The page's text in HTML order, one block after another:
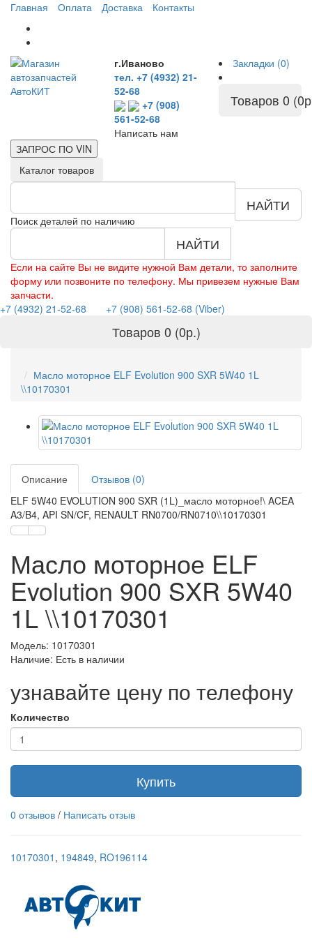
Главная Оплата Доставка Контакты
г.Иваново
тел. +7 (4932) 21-
52-68
+7 (908)
561-52-68
Написать нам
Закладки (0)
Товаров 0
ЗАПРОС ПО VIN
Каталог товаров
Поиск деталей по наличию
НАЙТИ
НАЙТИ
Если на сайте Вы не видите нужной Вам детали, то заполните
форму или позвоните по телефону. Мы привезем нужные Вам
запчасти.
+7 (4932) 21-52-68
+7 (908) 561-52-68 (Viber)
Товаров 0 (0р.)
Масло моторное ELF Evolution 900 SXR 5W40 1L
\\10170301
Описание
Отзывов (0)
ELF 5W40 EVOLUTION 900 SXR (1L)_масло моторное!\ ACEA
A3/B4, API SN/CF, RENAULT RN0700/RN0710\\10170301
Масло моторное ELF
Evolution 900 SXR 5W40
1L \\10170301
Модель: 10170301
Наличие: Есть в наличии
узнавайте цену по телефону
Количество
Купить
0 отзывов / Написать отзыв
10170301 , 194849, RO196114